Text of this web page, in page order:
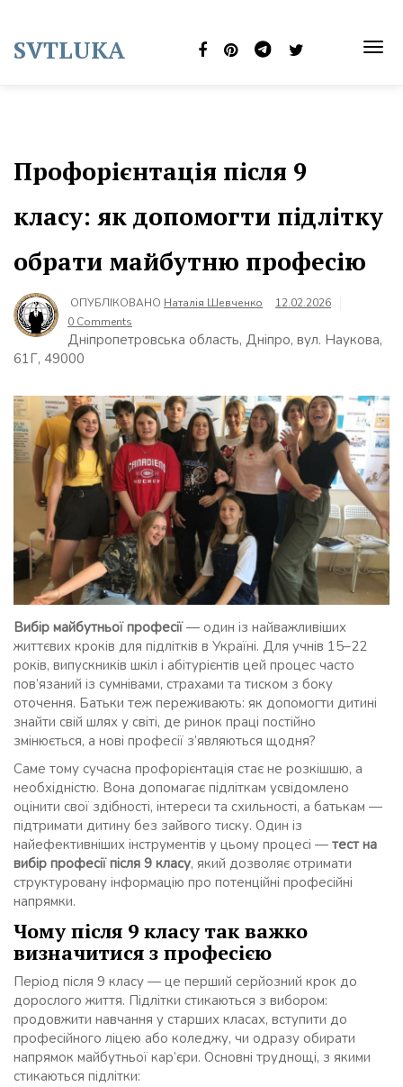
content
SVTLUKA
Профорієнтація після 9
класу: як допомогти підлітку
обрати майбутню професію
ОПУБЛІКОВАНО Наталія Шевченко
12.02.2026
0 Comments
Дніпропетровська область, Дніпро, вул. Наукова,
61Г, 49000
Вибір майбутньої професії— один із найважливіших
життєвих кроків для підлітків в Україні. Для учнів 15–22
років, випускників шкіл і абітурієнтів цей процес часто
пов’язаний із сумнівами, страхами та тиском з боку
оточення. Батьки теж переживають: як допомогти дитині
знайти свій шлях у світі, де ринок праці постійно
змінюється, а нові професії з’являються щодня?
Саме тому сучасна профорієнтація стає не розкішшю, а
необхідністю. Вона допомагає підліткам усвідомлено
оцінити свої здібності, інтереси та схильності, а батькам —
підтримати дитину без зайвого тиску. Один із
найефективніших інструментів у цьому процесі — тест на
вибір професії після 9 класу, який дозволяє отримати
структуровану інформацію про потенційні професійні
напрямки.
Чому після 9 класу так важко
визначитися з професією
Період після 9 класу — це перший серйозний крок до
дорослого життя. Підлітки стикаються з вибором:
продовжити навчання у старших класах, вступити до
професійного ліцею або коледжу, чи одразу обирати
напрямок майбутньої кар’єри. Основні труднощі, з якими
стикаються підлітки: